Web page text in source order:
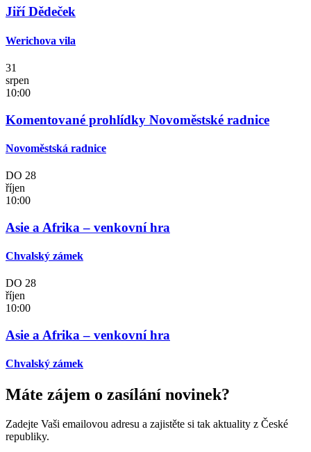
Jiří Dědeček
Werichova vila
31
srpen
10:00
Komentované prohlídky Novoměstské radnice
Novoměstská radnice
DO 28
říjen
10:00
Asie a Afrika – venkovní hra
Chvalský zámek
DO 28
říjen
10:00
Asie a Afrika – venkovní hra
Chvalský zámek
Máte zájem o zasílání novinek?
Zadejte Vaši emailovou adresu a zajistěte si tak aktuality z České
republiky.